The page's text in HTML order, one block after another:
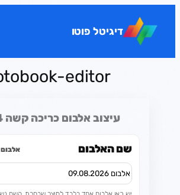
לתוכן
דיגיטל פוטו
editor
עיצוב אלבום כריכה קשה 20X54
שם האלבום